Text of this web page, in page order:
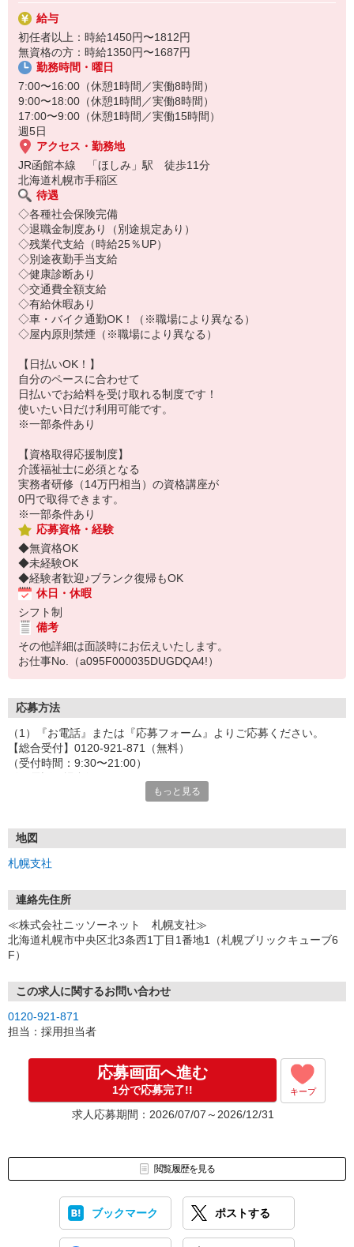
給与
初任者以上：時給1450円〜1812円
無資格の方：時給1350円〜1687円
勤務時間・曜日
7:00〜16:00（休憩1時間／実働8時間）
9:00〜18:00（休憩1時間／実働8時間）
17:00〜9:00（休憩1時間／実働15時間）
週5日
アクセス・勤務地
JR函館本線 「ほしみ」駅 徒歩11分
北海道札幌市手稲区
待遇
◇各種社会保険完備
◇退職金制度あり（別途規定あり）
◇残業代支給（時給25％UP）
◇別途夜勤手当支給
◇健康診断あり
◇交通費全額支給
◇有給休暇あり
◇車・バイク通勤OK！（※職場により異なる）
◇屋内原則禁煙（※職場により異なる）
【日払いOK！】
自分のペースに合わせて
日払いでお給料を受け取れる制度です！
使いたい日だけ利用可能です。
※一部条件あり
【資格取得応援制度】
介護福祉士に必須となる
実務者研修（14万円相当）の資格講座が
0円で取得できます。
※一部条件あり
応募資格・経験
◆無資格OK
◆未経験OK
◆経験者歓迎♪ブランク復帰もOK
休日・休暇
シフト制
備考
その他詳細は面談時にお伝えいたします。
お仕事No.（a095F000035DUGDQA4!）
応募方法
（1）『お電話』または『応募フォーム』よりご応募ください。
【総合受付】0120-921-871（無料）
（受付時間：9:30〜21:00）
「e-aidemを見て」とお伝えいただけるとスムーズです。
◎応募フォームからのご応募は24時間受付中です！
（2）面談・登録の実施
ご都合のよいお日にちをお聞かせください。
↓
（3）選考・お仕事のご案内
↓
（4）就業開始
能です。
もっと見る
地図
札幌支社
連絡先住所
≪株式会社ニッソーネット 札幌支社≫
北海道札幌市中央区北3条西1丁目1番地1（札幌ブリックキューブ6
F）
この求人に関するお問い合わせ
0120-921-871
担当：採用担当者
応募画面へ進む
1分で応募完了!! キープ
求人応募期間：2026/07/07～2026/12/31
閲覧履歴を見る
ブックマーク ポストする